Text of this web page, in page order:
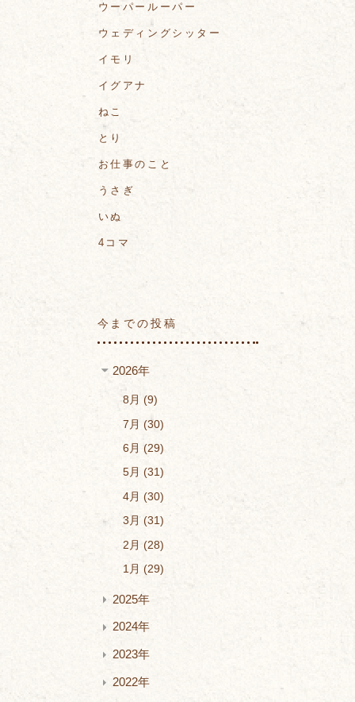
ウーパールーパー
ウェディングシッター
イモリ
イグアナ
ねこ
とり
お仕事のこと
うさぎ
いぬ
4コマ
今までの投稿
2026年
8月
9
7月
30
6月
29
5月
31
4月
30
3月
31
2月
28
1月
29
2025年
2024年
2023年
2022年